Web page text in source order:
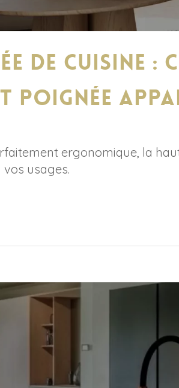
de cuisine
poignée
ergonomique, la
usages.